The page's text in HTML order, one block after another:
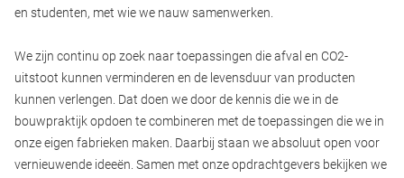
en studenten, met wie we nauw samenwerken.
We zijn continu op zoek naar toepassingen die afval en CO2-
uitstoot kunnen verminderen en de levensduur van producten
kunnen verlengen. Dat doen we door de kennis die we in de
bouwpraktijk opdoen te combineren met de toepassingen die we in
onze eigen fabrieken maken. Daarbij staan we absoluut open voor
vernieuwende ideeën. Samen met onze opdrachtgevers bekijken we